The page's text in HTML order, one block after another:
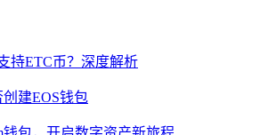
持ETC币？深度解析
建EOS钱包